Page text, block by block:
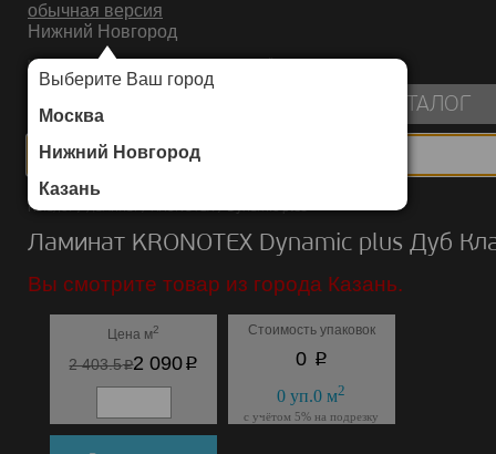
обычная версия
Нижний Новгород
Выберите Ваш город
Москва
Нижний Новгород
Казань
ИНТЕРНЕТ-МАГАЗИН НАПОЛЬНЫХ ПОКРЫТИЙ
КАТАЛОГ
Каталог/Ламинат/KRONOTEX/Dynamic plus
Ламинат KRONOTEX Dynamic plus Дуб
Вы смотрите товар из города Казань.
Цена м2
2 403.5p2 090p
Стоимость упаковок
0 p
0 уп.0 м2
с учётом 5% на подрезку